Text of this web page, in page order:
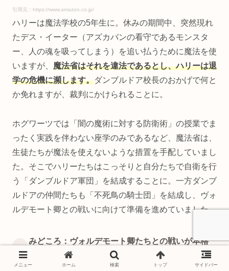
引用元：https://www.amazon.co.jp/
ハリーは魔法学校の5年生に。休みの期間中、突然現れ
たデス・イーター（アズカバンの看守であるモンスタ
ー、人の魂を吸ってしまう）を追い払うために魔法を使
いますが、 魔法省はそれを違法であるとし、ハリーは退
学の危機に瀕します。ダンブルドア校長のおかげで何と
か免れますが、裁判にかけられることに。
ホグワーツでは「闇の魔術に対する防衛術」の授業でま
ったく実践を伴わない座学のみであるなど、魔法省は、
生徒たちが魔法を使えないような措置を手配していまし
た。そこでハリーたちはこっそりと自分たちで自衛を行
う「ダンブルドア軍団」を結成することに。一方ダンブ
ルドアの仲間たちも「不死鳥の騎士団」を結成し、ヴォ
ルデモート卿との戦いに向けて準備を進めていました。
みどころ：ヴォルデモート卿たちとの戦いが本格
メニュー ホーム 検索 トップ サイドバー